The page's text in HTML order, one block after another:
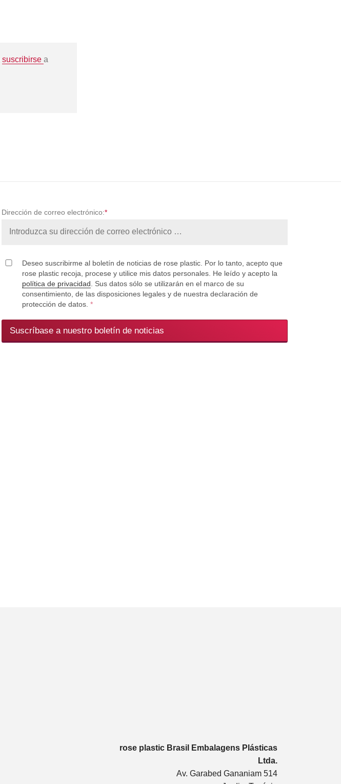
suscribirse a
Dirección de correo electrónico:*
Deseo suscribirme al boletín de noticias de rose plastic. Por lo tanto, acepto que
rose plastic recoja, procese y utilice mis datos personales. He leído y acepto la
política de privacidad. Sus datos sólo se utilizarán en el marco de su
consentimiento, de las disposiciones legales y de nuestra declaración de
protección de datos. *
Suscríbase a nuestro boletín de noticias
rose plastic Brasil Embalagens Plásticas
Ltda.
Av. Garabed Gananiam 514